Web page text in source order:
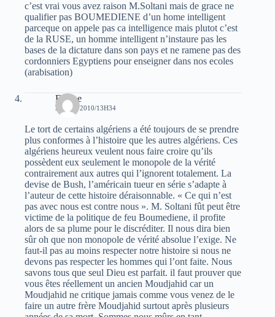
c’est vrai vous avez raison M.Soltani mais de grace ne
qualifier pas BOUMEDIENE d’un home intelligent
parceque on appele pas ca intelligence mais plutot c’est
de la RUSE, un homme intelligent n’instaure pas les
bases de la dictature dans son pays et ne ramene pas des
cordonniers Egyptiens pour enseigner dans nos ecoles
(arabisation)
Ezzine
28 MAI 2010/13H34
Le tort de certains algériens a été toujours de se prendre
plus conformes à l’histoire que les autres algériens. Ces
algériens heureux veulent nous faire croire qu’ils
possèdent eux seulement le monopole de la vérité
contrairement aux autres qui l’ignorent totalement. La
devise de Bush, l’américain tueur en série s’adapte à
l’auteur de cette histoire déraisonnable. « Ce qui n’est
pas avec nous est contre nous ». M. Soltani fût peut être
victime de la politique de feu Boumediene, il profite
alors de sa plume pour le discréditer. Il nous dira bien
sûr oh que non monopole de vérité absolue l’exige. Ne
faut-il pas au moins respecter notre histoire si nous ne
devons pas respecter les hommes qui l’ont faite. Nous
savons tous que seul Dieu est parfait. il faut prouver que
vous êtes réellement un ancien Moudjahid car un
Moudjahid ne critique jamais comme vous venez de le
faire un autre frère Moudjahid surtout après plusieurs